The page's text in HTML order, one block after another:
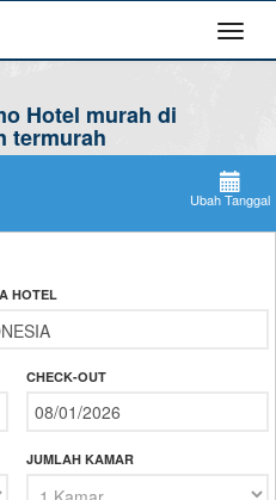
Hotel murah di
termurah
Ubah Tanggal
HOTEL
CHECK-OUT
JUMLAH KAMAR